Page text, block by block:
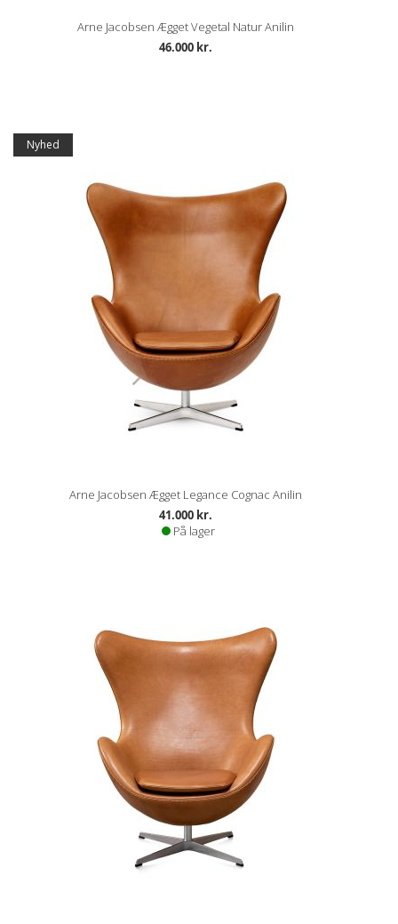
Arne Jacobsen Ægget Vegetal Natur Anilin
46.000 kr.
Nyhed
Arne Jacobsen Ægget Legance Cognac Anilin
41.000 kr.
På lager